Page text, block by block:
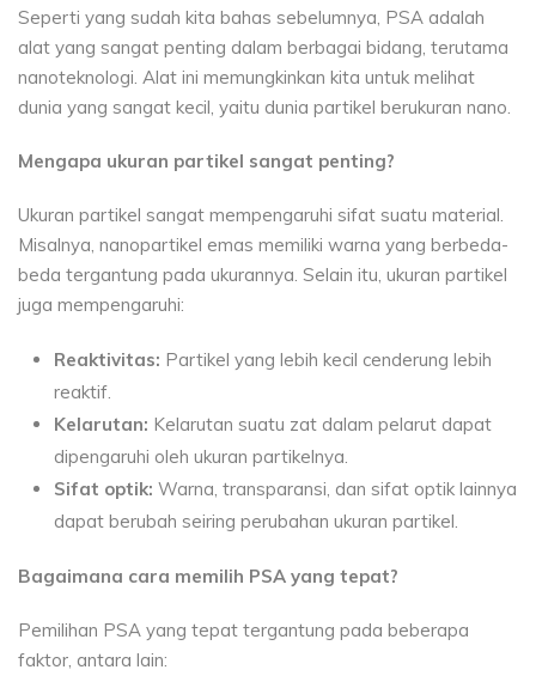
Seperti yang sudah kita bahas sebelumnya, PSA adalah
alat yang sangat penting dalam berbagai bidang, terutama
nanoteknologi. Alat ini memungkinkan kita untuk melihat
dunia yang sangat kecil, yaitu dunia partikel berukuran nano.
Mengapa ukuran partikel sangat penting?
Ukuran partikel sangat mempengaruhi sifat suatu material.
Misalnya, nanopartikel emas memiliki warna yang berbeda-
beda tergantung pada ukurannya. Selain itu, ukuran partikel
juga mempengaruhi:
Reaktivitas: Partikel yang lebih kecil cenderung lebih
reaktif.
Kelarutan: Kelarutan suatu zat dalam pelarut dapat
dipengaruhi oleh ukuran partikelnya.
Sifat optik: Warna, transparansi, dan sifat optik lainnya
dapat berubah seiring perubahan ukuran partikel.
Bagaimana cara memilih PSA yang tepat?
Pemilihan PSA yang tepat tergantung pada beberapa
faktor, antara lain: